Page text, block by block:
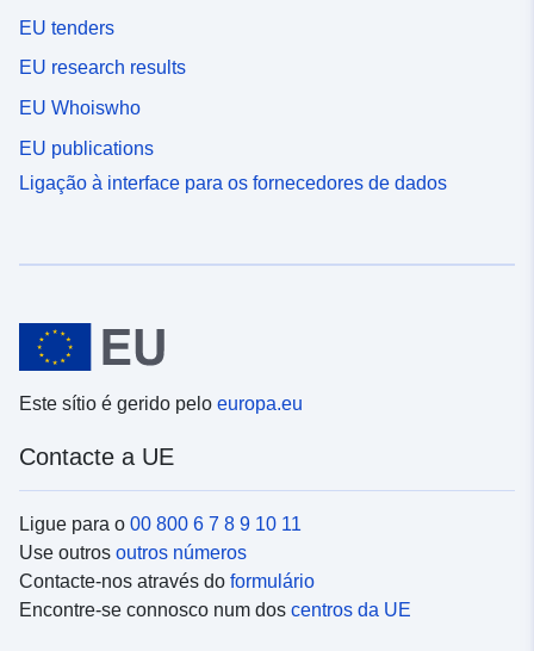
EU tenders
EU research results
EU Whoiswho
EU publications
Ligação à interface para os fornecedores de dados
Este sítio é gerido pelo europa.eu
Contacte a UE
Ligue para o 00 800 6 7 8 9 10 11
Use outros outros números
Contacte-nos através do formulário
Encontre-se connosco num dos centros da UE